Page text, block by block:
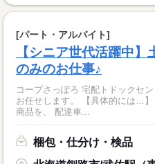
[パート・アルバイト]
【シニア世代活躍中
のみのお仕事♪
コープさっぽろ 宅配トドックセ
お任せします。 【具体的には…】 トドックの組合員様へお届けする
商品を、 配達車...
梱包・仕分け・検品